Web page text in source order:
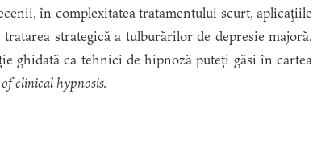
în complexitatea tratamentului scurt, aplicaţiile
strategică a tulburărilor de depresie majoră.
ghidată ca tehnici de hipnoză puteți găsi în cartea
clinical hypnosis.